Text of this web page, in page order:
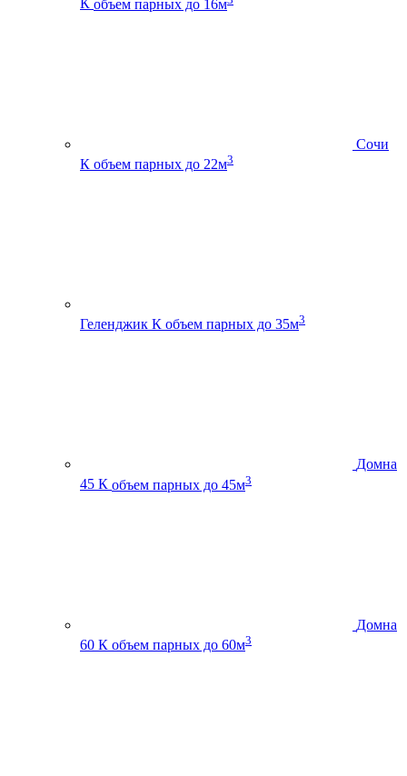
К объем парных до 16м
Сочи
К объем парных до 22м3
Геленджик К объем парных до 35м3
Домна
45 К объем парных до 45м3
Домна
60 К объем парных до 60м3